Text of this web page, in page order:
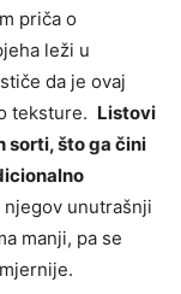
priča o
leži u
da je ovaj
teksture. Listovi
sorti, što ga čini
unutrašnji
manji, pa se